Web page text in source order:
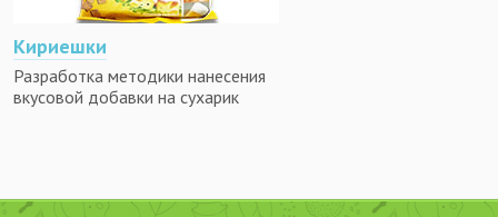
Кириешки
Разработка методики нанесения
вкусовой добавки на сухарик